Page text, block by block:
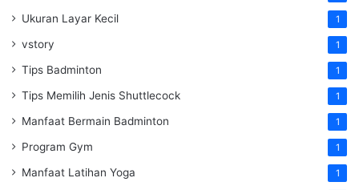
Ukuran Layar Kecil 1
vstory 1
Tips Badminton 1
Tips Memilih Jenis Shuttlecock 1
Manfaat Bermain Badminton 1
Program Gym 1
Manfaat Latihan Yoga 1